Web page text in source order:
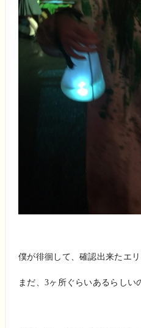
僕が徘徊して、確認出来たエリ
まだ、3ヶ所ぐらいあるらしい